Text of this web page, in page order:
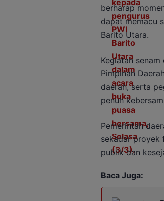
berharap
dapat memacu
Barito Utara.
Kegiatan
Pimpinan
daerah, serta
penuh
Pemerintah
sekadar proyek
publik dan
Baca Juga: